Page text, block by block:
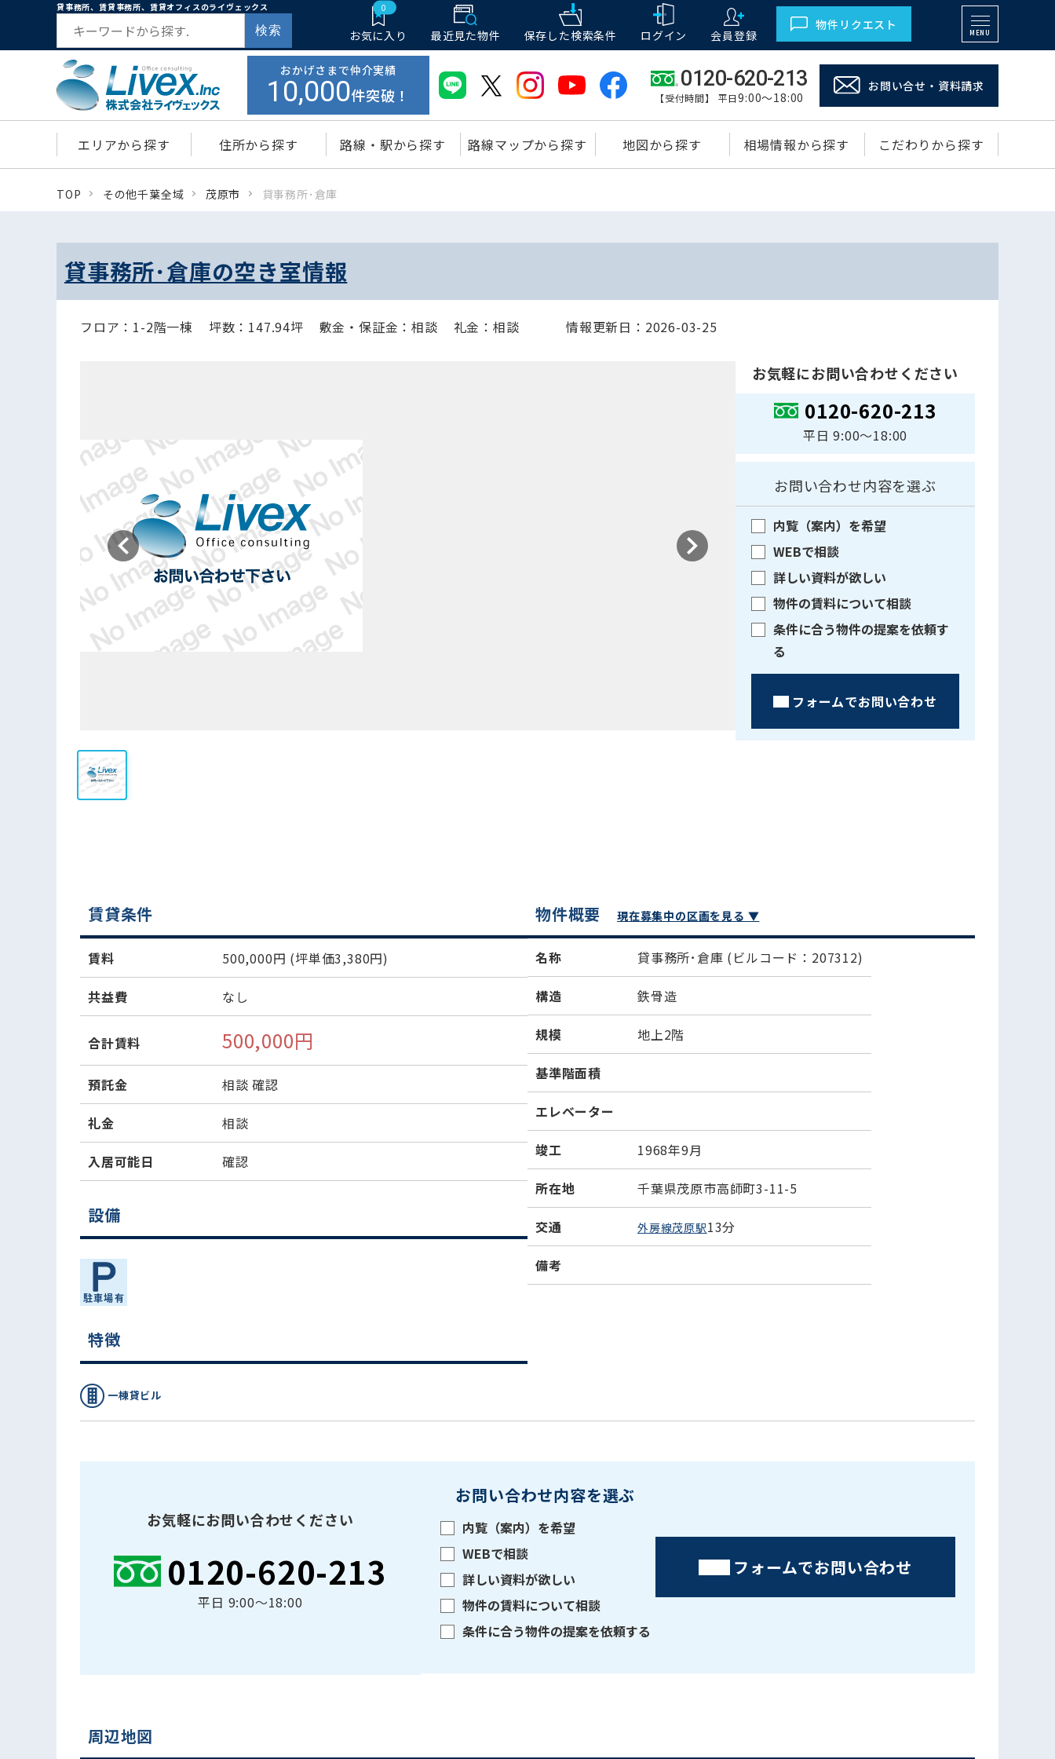
貸事務所、賃貸事務所、賃貸オフィスのライヴェックス
検索
0
お気に入り 最近見た物件 保存した検索条件 ログイン 会員登録
物件リクエスト
MENU
おかげさまで仲介実績
10,000件突破！
0120-620-213
【受付時間】 平日9:00～18:00
お問い合せ・資料請求
エリアから探す 住所から探す 路線・駅から探す 路線マップから探す 地図から探す 相場情報から探す こだわりから探す
TOP その他千葉全域 茂原市 貸事務所･倉庫
貸事務所･倉庫の空き室情報
フロア：1-2階一棟 坪数：147.94坪 敷金・保証金：相談 礼金：相談 情報更新日：2026-03-25
お気軽にお問い合わせください
0120-620-213
平日 9:00〜18:00
お問い合わせ内容を選ぶ
内覧（案内）を希望
WEBで相談
詳しい資料が欲しい
物件の賃料について相談
条件に合う物件の提案を依頼す
る
フォームでお問い合わせ
賃貸条件
賃料 500,000円 (坪単価3,380円)
共益費 なし
合計賃料 500,000円
預託金 相談 確認
礼金 相談
入居可能日 確認
設備
特徴
一棟貸ビル
物件概要 現在募集中の区画を見る ▼
名称 貸事務所･倉庫 (ビルコード：207312)
構造 鉄骨造
規模 地上2階
基準階面積
エレベーター
竣工 1968年9月
所在地 千葉県茂原市高師町3-11-5
交通 外房線茂原駅13分
備考
お気軽にお問い合わせください
0120-620-213
平日 9:00〜18:00
お問い合わせ内容を選ぶ
内覧（案内）を希望
WEBで相談
詳しい資料が欲しい
物件の賃料について相談
条件に合う物件の提案を依頼する
フォームでお問い合わせ
周辺地図